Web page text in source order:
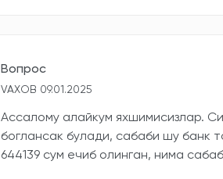
Вопрос
VAXOB 09.01.2025
Ассалому алайкум яхшимисизлар.
боглансак булади, сабаби шу банк
644139 сум ечиб олинган, нима